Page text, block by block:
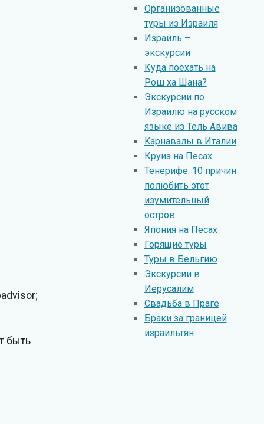
быть
Организованные
туры из Израиля
Израиль –
экскурсии
Куда поехать на
Рош ха Шана?
Экскурсии по
Израилю на русском
языке из Тель Авива
Kарнавалы в Италии
Круиз на Песах
Тенерифе: 10 причин
полюбить этот
изумительный
остров.
Япония на Песах
Горящие туры
Туры в Бельгию
Экскурсии в
Иерусалим
Свадьба в Праге
Браки за границей
израильтян